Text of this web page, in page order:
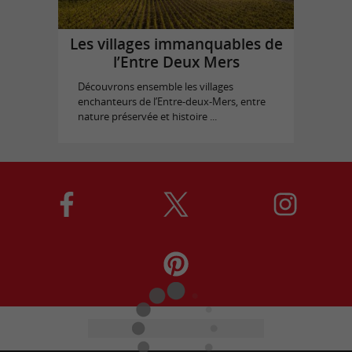
Les villages immanquables de
l’Entre Deux Mers
Découvrons ensemble les villages
enchanteurs de l’Entre-deux-Mers, entre
nature préservée et histoire ...